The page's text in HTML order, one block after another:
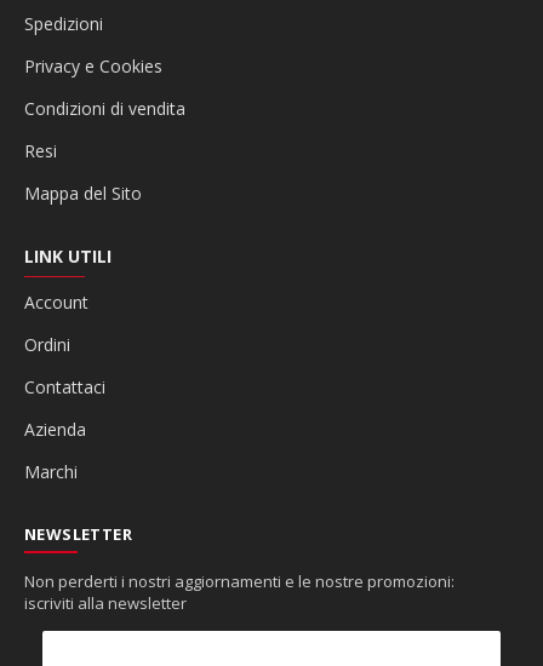
Spedizioni
Privacy e Cookies
Condizioni di vendita
Resi
Mappa del Sito
LINK UTILI
Account
Ordini
Contattaci
Azienda
Marchi
NEWSLETTER
Non perderti i nostri aggiornamenti e le nostre promozioni:
iscriviti alla newsletter